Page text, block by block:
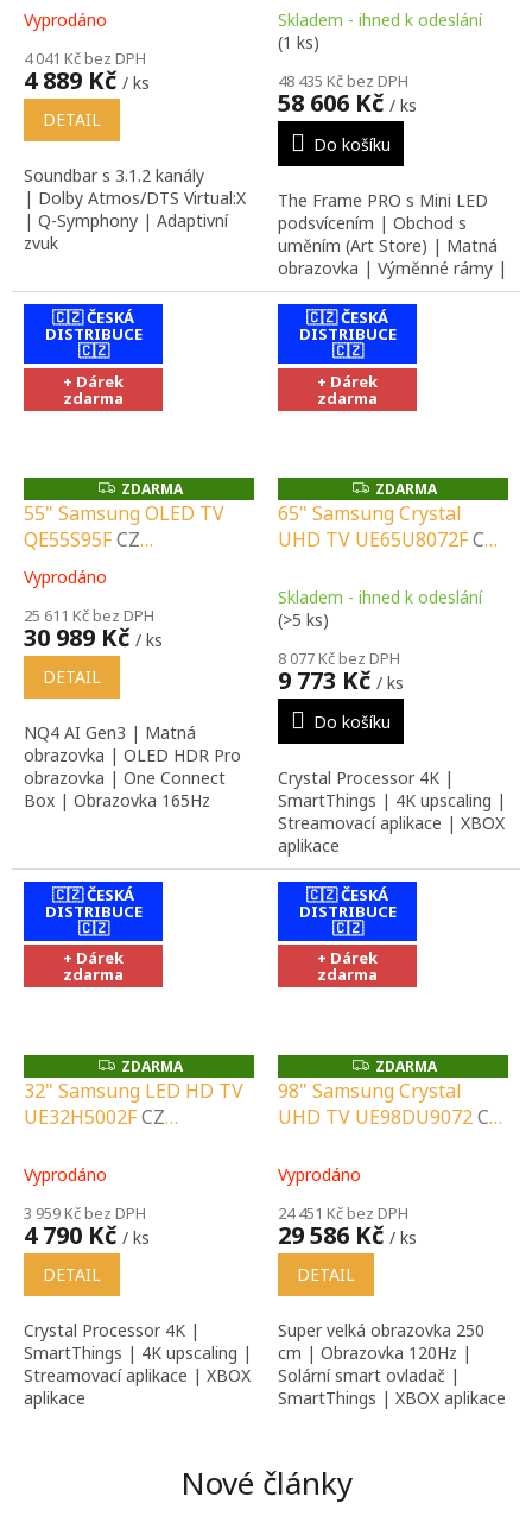
SPECIALIZOVANÝ
PORADENSTVÍ |
INSTALAČNÍ &
MONTÁŽNÍ SLUŽBY
Vyprodáno
4 041 Kč bez DPH
4 889 Kč / ks
DETAIL
Soundbar s 3.1.2 kanály
| Dolby Atmos/DTS Virtual:X
| Q-Symphony | Adaptivní
zvuk
SERVIS |
SPECIALIZOVANÝ
PORADENSTVÍ |
INSTALAČNÍ &
MONTÁŽNÍ SLUŽBY
Skladem - ihned k odeslání
(1 ks)
48 435 Kč bez DPH
58 606 Kč / ks
Do košíku
The Frame PRO s Mini LED
podsvícením | Obchod s
uměním (Art Store) | Matná
obrazovka | Výměnné rámy |
Bezdrátový One Connect box
🇨🇿 ČESKÁ
DISTRIBUCE
🇨🇿
+ Dárek
zdarma
Z
D
A
R
ZDARMA
55" Samsung OLED TV
QE55S95FCZ
DISTRIBUCE A LOKÁLNÍ
SERVIS |
SPECIALIZOVANÝ
PRODEJCE |
PORADENSTVÍ |
INSTALAČNÍ &
MONTÁŽNÍ SLUŽBY
Průměrné
produktu
je
5,0
hvězdiček.
Vyprodáno
25 611 Kč bez DPH
30 989 Kč / ks
DETAIL
NQ4 AI Gen3 | Matná
obrazovka | OLED HDR Pro
obrazovka | One Connect
Box | Obrazovka 165Hz
🇨🇿 ČESKÁ
DISTRIBUCE
🇨🇿
+ Dárek
zdarma
Z
D
A
R
ZDARMA
65" Samsung Crystal
UHD TV UE65U8072FCZ
SERVIS |
SPECIALIZOVANÝ
PORADENSTVÍ |
INSTALAČNÍ &
MONTÁŽNÍ SLUŽBY
Skladem - ihned k odeslání
(>5 ks)
8 077 Kč bez DPH
9 773 Kč / ks
Do košíku
Crystal Processor 4K |
SmartThings | 4K upscaling |
Streamovací aplikace | XBOX
aplikace
🇨🇿 ČESKÁ
DISTRIBUCE
🇨🇿
+ Dárek
zdarma
Z
D
A
R
ZDARMA
32" Samsung LED HD TV
UE32H5002FCZ
SERVIS |
SPECIALIZOVANÝ
PRODEJCE |
PORADENSTVÍ |
INSTALAČNÍ &
MONTÁŽNÍ SLUŽBY
Vyprodáno
3 959 Kč bez DPH
4 790 Kč / ks
DETAIL
Crystal Processor 4K |
SmartThings | 4K upscaling |
Streamovací aplikace | XBOX
aplikace
🇨🇿 ČESKÁ
DISTRIBUCE
🇨🇿
+ Dárek
zdarma
Z
D
A
R
ZDARMA
98" Samsung Crystal
UHD TV UE98DU9072CZ
SERVIS |
SPECIALIZOVANÝ
PRODEJCE |
PORADENSTVÍ |
INSTALAČNÍ &
MONTÁŽNÍ SLUŽBY
Vyprodáno
24 451 Kč bez DPH
29 586 Kč / ks
DETAIL
Super velká obrazovka 250
cm | Obrazovka 120Hz |
Solární smart ovladač |
SmartThings | XBOX aplikace
Nové články